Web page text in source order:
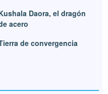
Daora, el dragón
acero
de convergencia